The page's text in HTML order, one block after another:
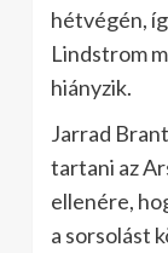
hétvégén,
Lindstrom
hiányzik.
Jarrad
tartani az
ellenére,
a sorsolást